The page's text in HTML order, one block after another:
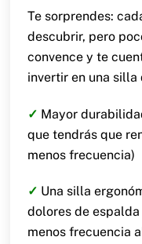
Te sorprendes:
descubrir, pero
convence y te
invertir en una silla
✓ Mayor
que tendrás que
menos frecuencia)
✓ Una silla
dolores de
menos frecuencia